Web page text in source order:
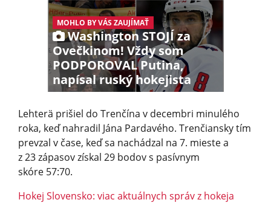
MOHLO BY VÁS ZAUJÍMAŤ
Washington STOJÍ za
Ovečkinom! Vždy som
PODPOROVAL Putina,
napísal ruský hokejista
Lehterä prišiel do Trenčína v decembri minulého
roka, keď nahradil Jána Pardavého. Trenčiansky tím
prevzal v čase, keď sa nachádzal na 7. mieste a
z 23 zápasov získal 29 bodov s pasívnym
skóre 57:70.
Hokej Slovensko: viac aktuálnych správ z hokeja